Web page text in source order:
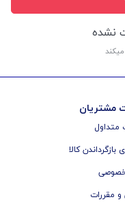
نشده
مشتریان
متداول
بازگرداندن کالا
و مقررات